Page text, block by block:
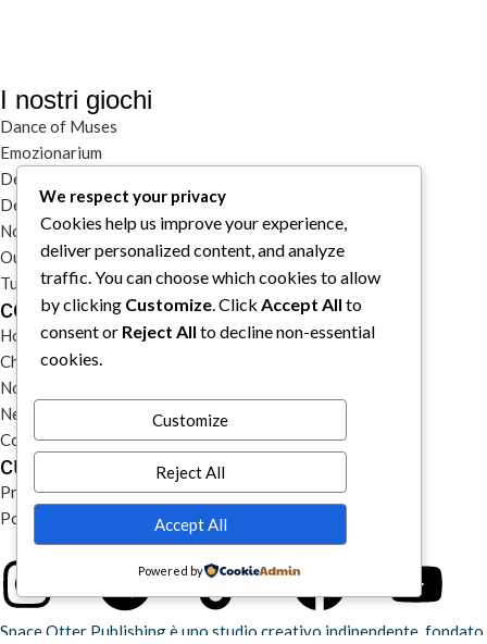
I nostri giochi
Dance of Muses
Emozionarium
DecKreative
DecKarnage
Not That Much
Out of the box comics
Tutti i prodotti
collegamenti rapidi
Home
Chi siamo
Notizie
Newsletter
Contatti
cura del cliente
Privacy & Cookie Policy
Politiche di uso del sito, spedizioni e reclami
Space Otter Publishing è uno studio creativo indipendente fondato
We respect your privacy
Cookies help us improve your experience,
deliver personalized content, and analyze
traffic. You can choose which cookies to allow
by clicking Customize. Click Accept All to
consent or Reject All to decline non-essential
cookies.
Customize
Reject All
Accept All
Powered by